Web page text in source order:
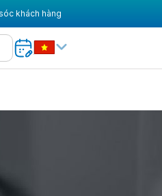
khách hàng